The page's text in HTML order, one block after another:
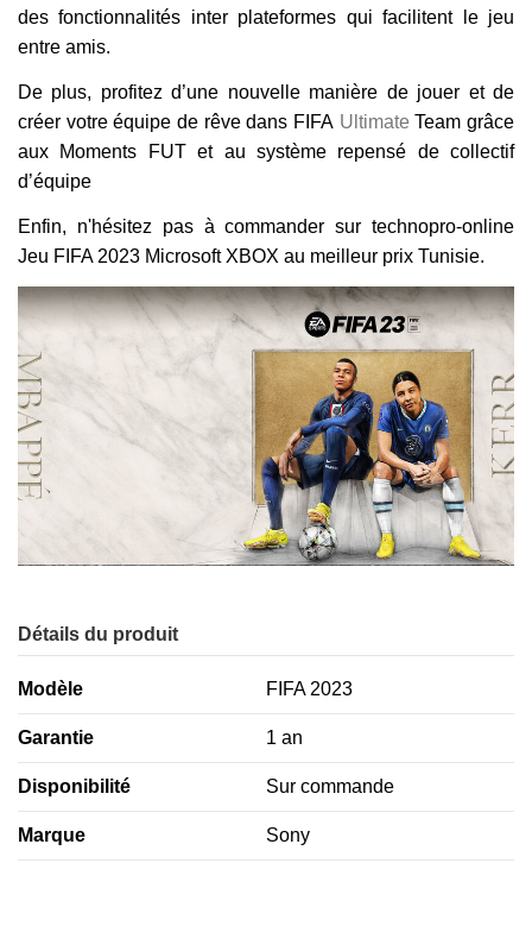
des fonctionnalités inter plateformes qui facilitent le jeu
entre amis.
De plus, profitez d’une nouvelle manière de jouer et de
créer votre équipe de rêve dans FIFA Ultimate Team grâce
aux Moments FUT et au système repensé de collectif
d’équipe
Enfin, n'hésitez pas à commander sur technopro-online
Jeu FIFA 2023 Microsoft XBOX au meilleur prix Tunisie.
Détails du produit
Modèle FIFA 2023
Garantie 1 an
Disponibilité Sur commande
Marque Sony